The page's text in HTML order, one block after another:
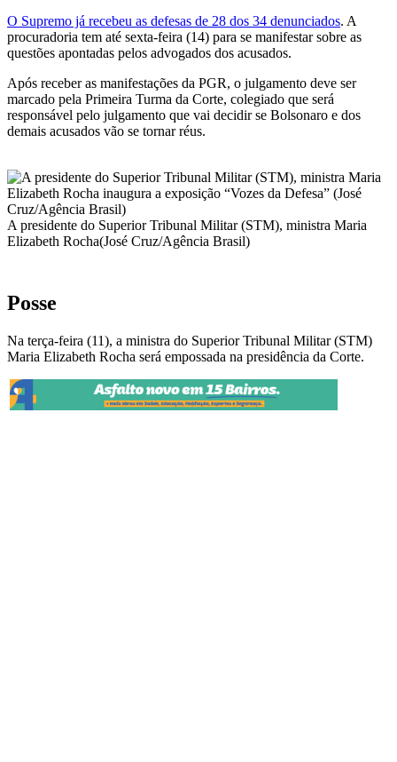
O Supremo já recebeu as defesas de 28 dos 34 denunciados. A
procuradoria tem até sexta-feira (14) para se manifestar sobre as
questões apontadas pelos advogados dos acusados.
Após receber as manifestações da PGR, o julgamento deve ser
marcado pela Primeira Turma da Corte, colegiado que será
responsável pelo julgamento que vai decidir se Bolsonaro e dos
demais acusados vão se tornar réus.
A presidente do Superior Tribunal Militar (STM), ministra Maria
Elizabeth Rocha(José Cruz/Agência Brasil)
Posse
Na terça-feira (11), a ministra do Superior Tribunal Militar (STM)
Maria Elizabeth Rocha será empossada na presidência da Corte.